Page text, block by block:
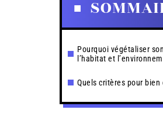
Pourquoi végétaliser
l’habitat et
Quels critères pour